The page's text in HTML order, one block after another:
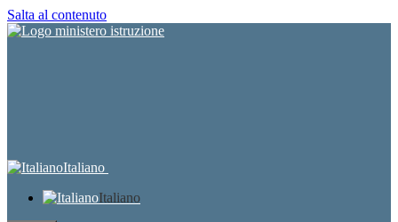
Salta al contenuto
Italiano
Italiano